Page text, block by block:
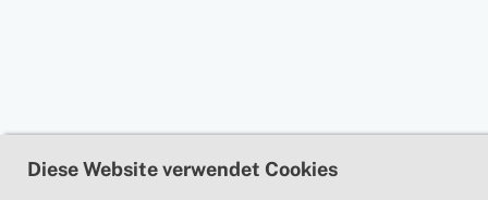
Diese Website verwendet Cookies